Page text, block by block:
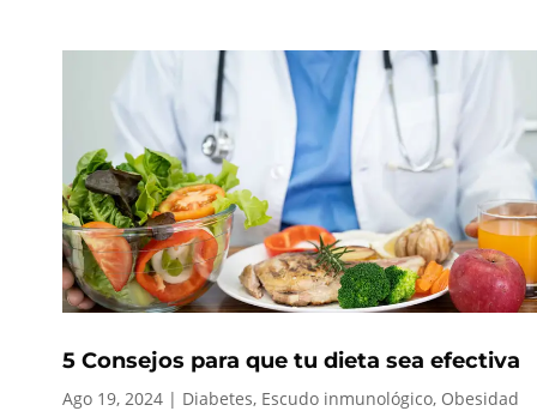
5 Consejos para que tu dieta sea efectiva
Ago 19, 2024 | Diabetes, Escudo inmunológico, Obesidad